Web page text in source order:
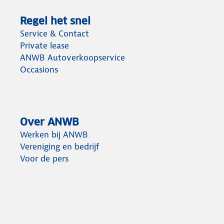
Regel het snel
Service & Contact
Private lease
ANWB Autoverkoopservice
Occasions
Over ANWB
Werken bij ANWB
Vereniging en bedrijf
Voor de pers